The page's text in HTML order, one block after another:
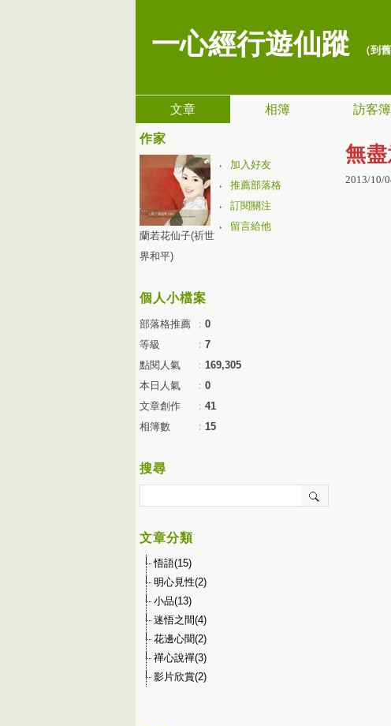
一心經行遊仙蹤 （到
文章 相簿 訪客簿
無
2013/10/
作家
加入好友
推薦部落格
訂閱關注
留言給他
蘭若花仙子(祈世
界和平)
個人小檔案
部落格推薦 ： 0
等級
： 7
點閱人氣
： 169,305
本日人氣
： 0
文章創作
： 41
相簿數
： 15
搜尋
文章分類
悟語(15)
明心見性(2)
小品(13)
迷悟之間(4)
花邊心聞(2)
禪心說禪(3)
影片欣賞(2)